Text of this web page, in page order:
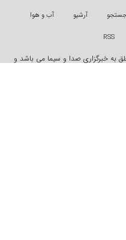
آب و هوا
و سیما می باشد و